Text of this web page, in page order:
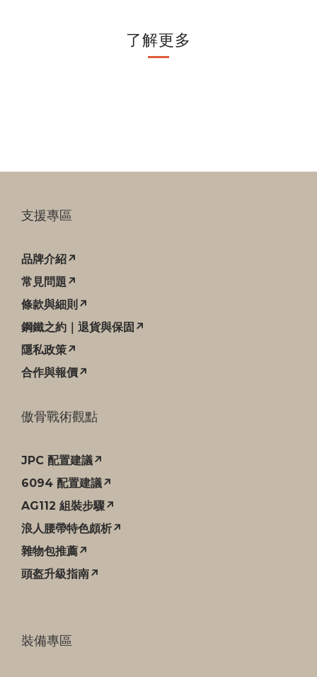
了解更多
支援專區
品牌介紹↗
常見問題↗
條款與細則↗
鋼鐵之約｜退貨與保固↗
隱私政策↗
合作與報價↗
傲骨戰術觀點
JPC 配置建議↗
6094 配置建議↗
AG112 組裝步驟↗
浪人腰帶特色頗析↗
雜物包推薦↗
頭盔升級指南↗
裝備專區